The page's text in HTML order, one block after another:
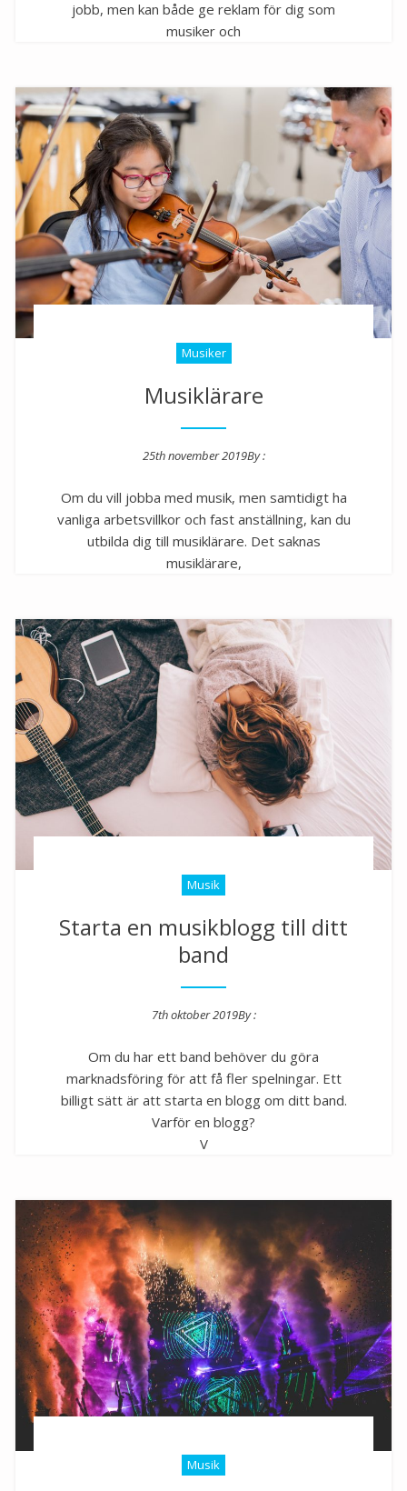
jobb, men kan både ge reklam för dig som
musiker och
Musiker
Musiklärare
25th november 2019By :
Om du vill jobba med musik, men samtidigt ha
vanliga arbetsvillkor och fast anställning, kan du
utbilda dig till musiklärare. Det saknas
musiklärare,
Musik
Starta en musikblogg till ditt
band
7th oktober 2019By :
Om du har ett band behöver du göra
marknadsföring för att få fler spelningar. Ett
billigt sätt är att starta en blogg om ditt band.
Varför en blogg?
V
Musik